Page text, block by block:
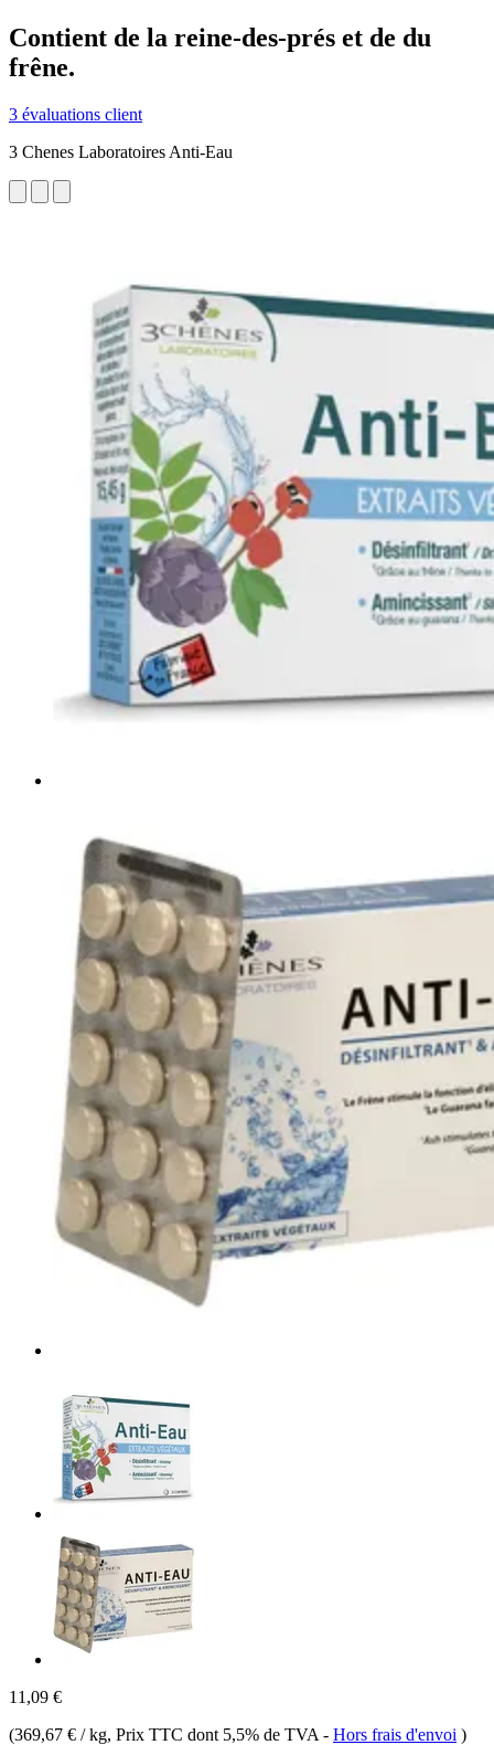
Contient de la reine-des-prés et de du
frêne.
3 évaluations client
3 Chenes Laboratoires Anti-Eau
11,09 €
(369,67 € / kg, Prix TTC dont 5,5% de TVA - Hors frais d'envoi )